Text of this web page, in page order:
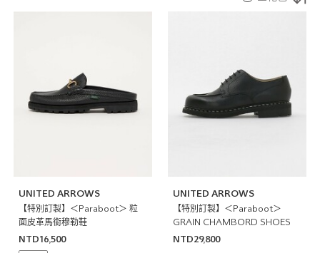
UNITED ARROWS
【特別訂製】＜Paraboot＞ 粒
面皮革馬銜穆勒鞋
NTD16,500
UNITED ARROWS
【特別訂製】＜Paraboot＞
GRAIN CHAMBORD SHOES
NTD29,800